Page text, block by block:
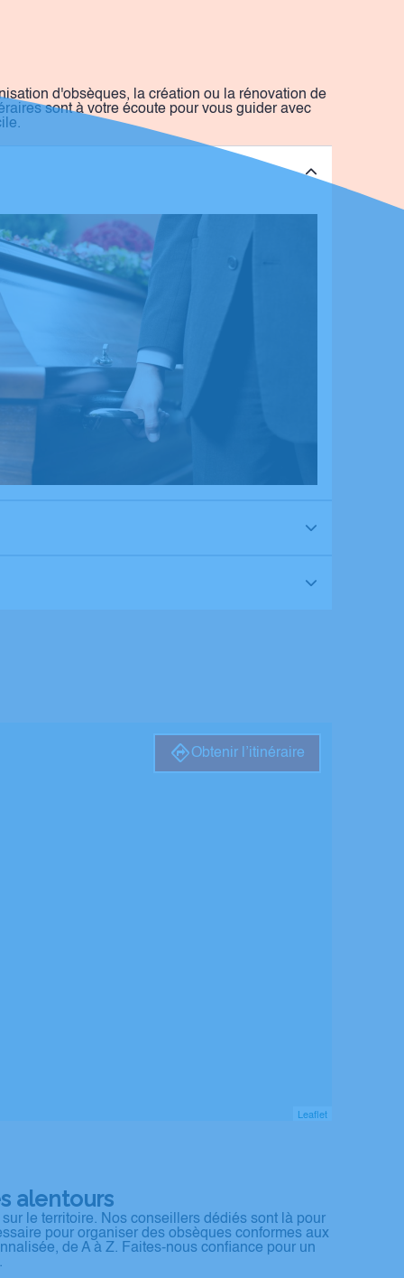
d'obsèques, la création ou la rénovation de
sont à votre écoute pour vous guider avec
Leaflet
Obtenir l’itinéraire
alentours
le territoire. Nos conseillers dédiés sont là pour
pour organiser des obsèques conformes aux
de A à Z. Faites-nous confiance pour un